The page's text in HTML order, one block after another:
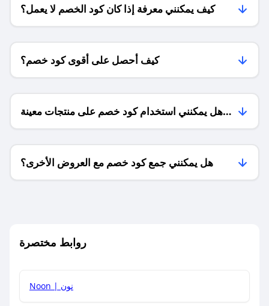
كيف يمكنني معرفة إذا كان كود الخصم لا يعمل؟
كيف أحصل على أقوى كود خصم؟
هل يمكنني استخدام كود خصم على منتجات معينة
فقط؟
هل يمكنني جمع كود خصم مع العروض الأخرى؟
روابط مختصرة
Noon | نون